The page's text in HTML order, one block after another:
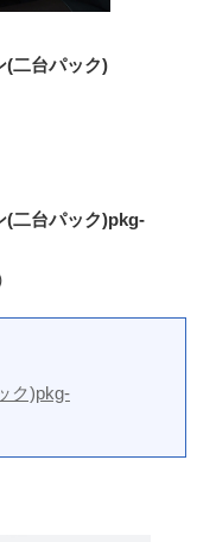
二台パック)
二台パック)pkg-
ク)pkg-